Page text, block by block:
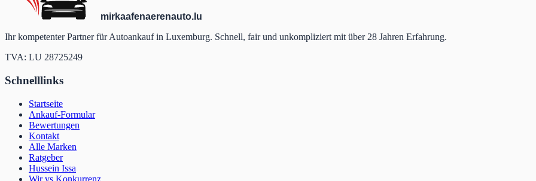
mirkaafenaerenauto.lu
Ihr kompetenter Partner für Autoankauf in Luxemburg. Schnell, fair und unkompliziert mit über 28 Jahren Erfahrung.
TVA: LU 28725249
Schnelllinks
Startseite
Ankauf-Formular
Bewertungen
Kontakt
Alle Marken
Ratgeber
Hussein Issa
Wir vs Konkurrenz